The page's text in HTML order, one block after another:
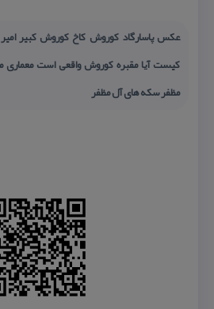
عكس پاسارگاد كوروش كاخ كوروش كبیر
كیست آیا مقبره كوروش واقعی است معماری
مظفر سكه های آل مظفر